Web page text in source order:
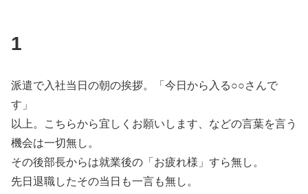
1
派遣で入社当日の朝の挨拶。「今日から入る○○さんで
す」
以上。こちらから宜しくお願いします、などの言葉を言う
機会は一切無し。
その後部長からは就業後の「お疲れ様」すら無し。
先日退職したその当日も一言も無し。